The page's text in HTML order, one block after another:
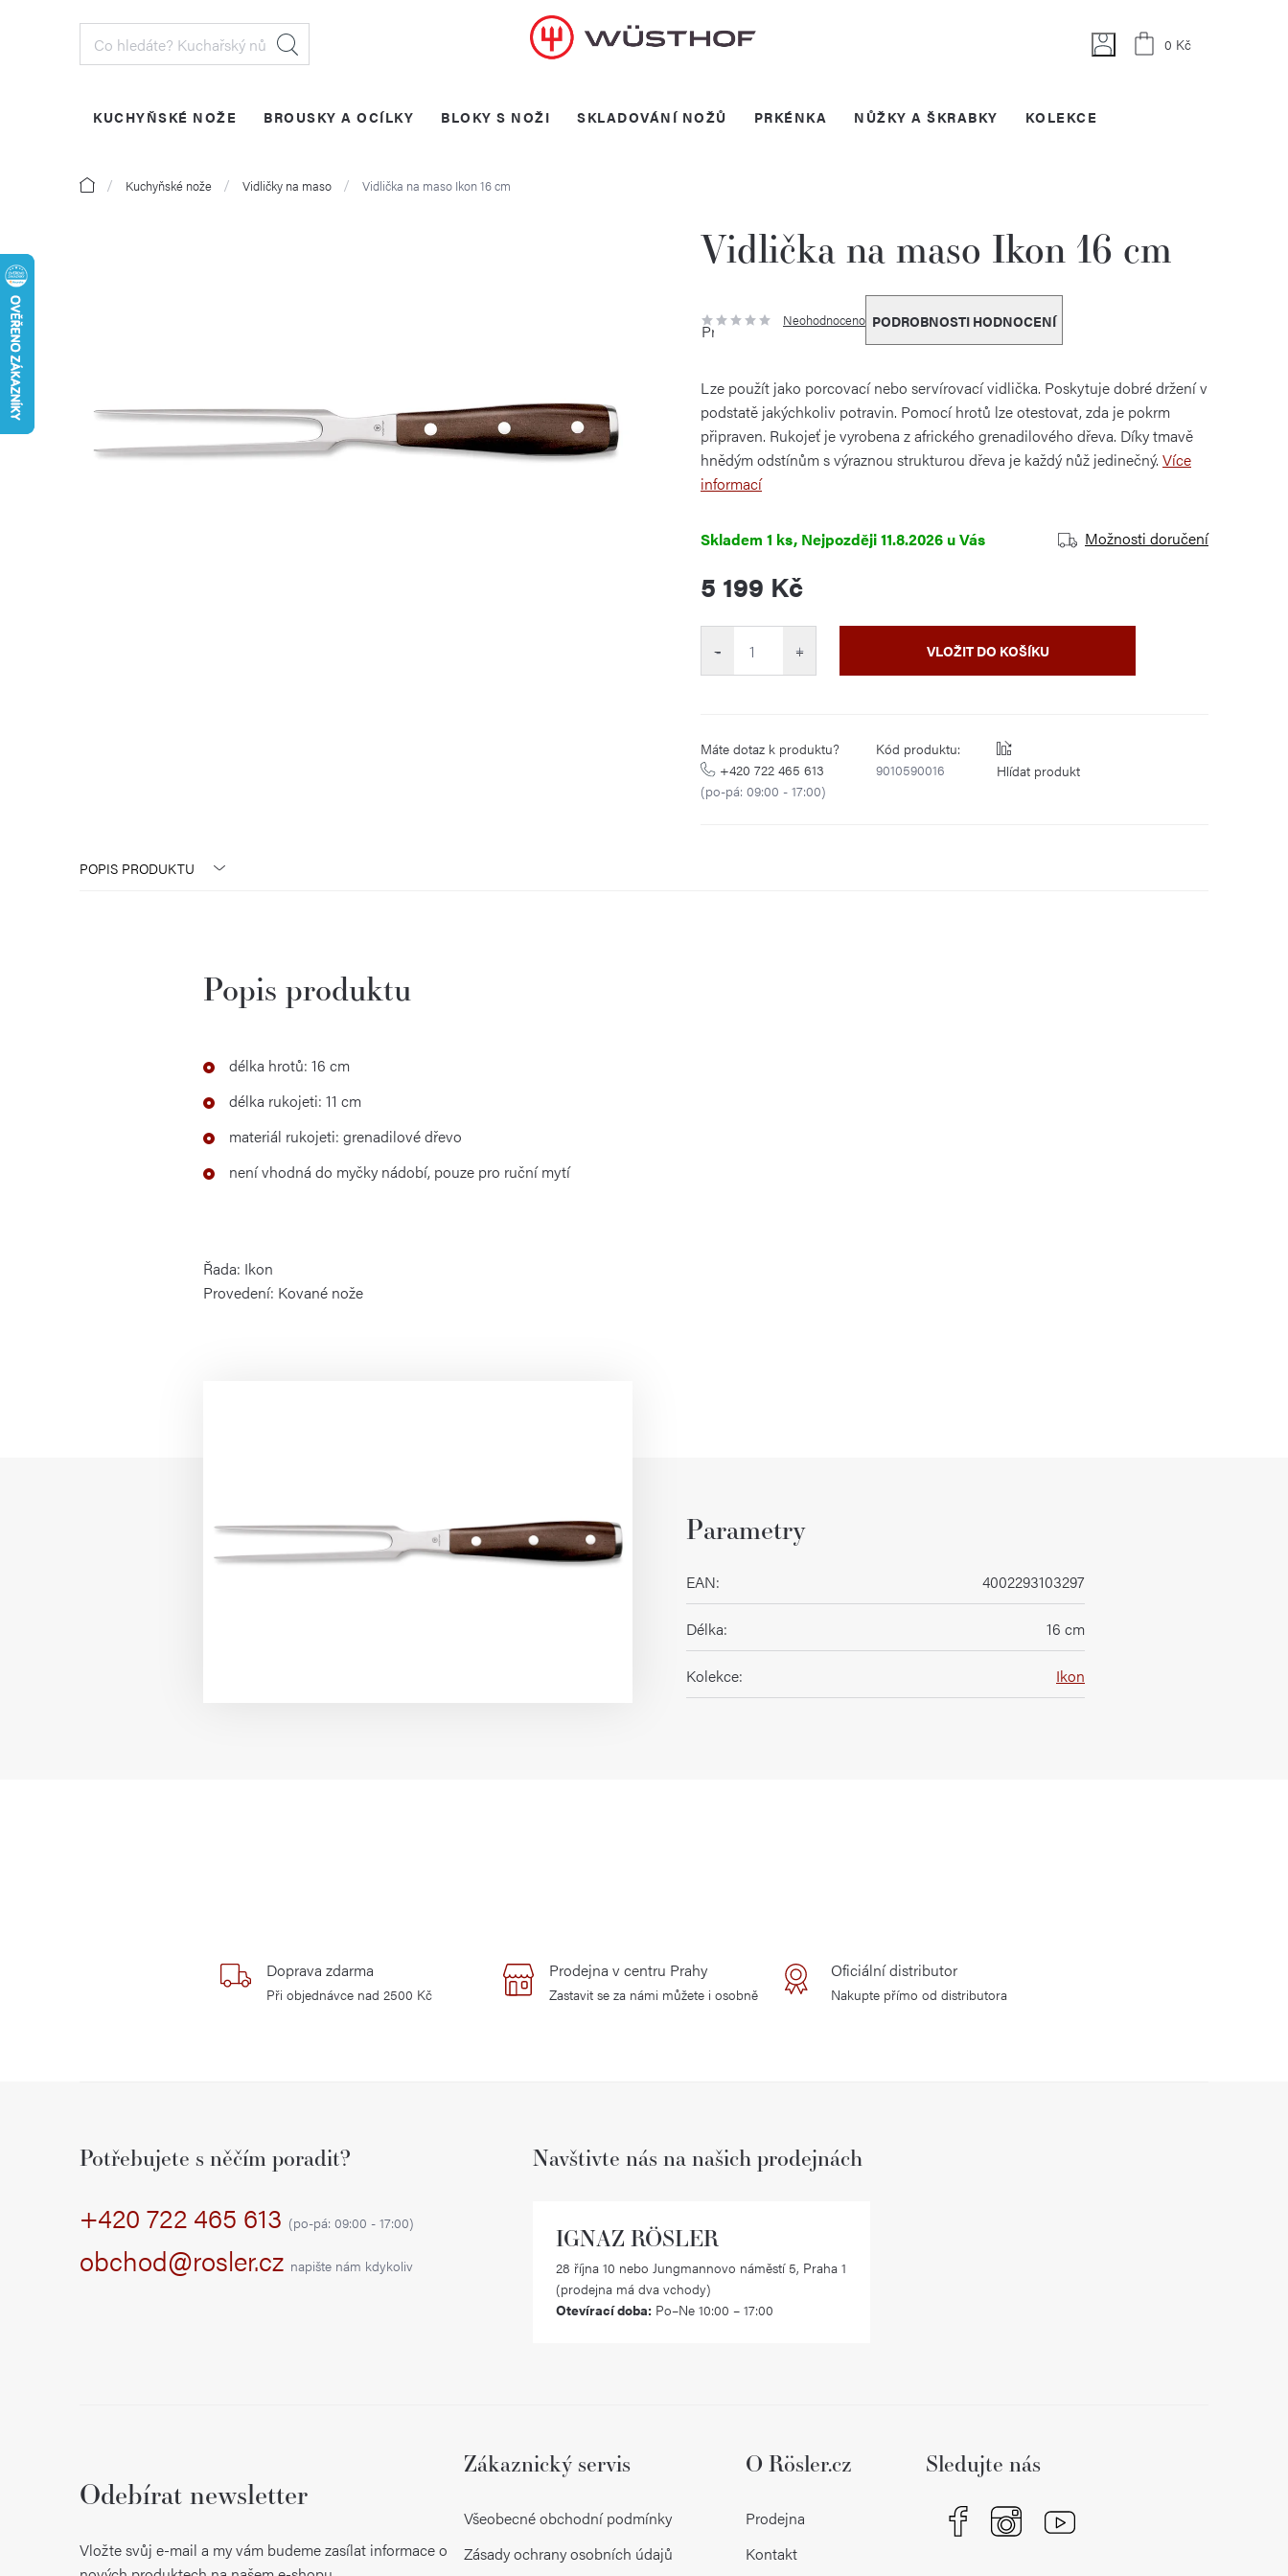
Nákupní
0 Kč
KUCHYŇSKÉ NOŽE BROUSKY A OCÍLKY BLOKY S NOŽI SKLADOVÁNÍ NOŽŮ PRKÉNKA NŮŽKY A ŠKRABKY KOLEKCE
Domů Kuchyňské nože Vidličky na maso Vidlička na maso Ikon 16 cm
Vidlička na maso Ikon 16 cm
Průměrné
hodnocení
z
5
hvězdiček.
Neohodnoceno PODROBNOSTI HODNOCENÍ
Lze použít jako porcovací nebo servírovací vidlička. Poskytuje dobré držení v
podstatě jakýchkoliv potravin. Pomocí hrotů lze otestovat, zda je pokrm
připraven. Rukojeť je vyrobena z afrického grenadilového dřeva. Díky tmavě
hnědým odstínům s výraznou strukturou dřeva je každý nůž jedinečný. Více
informací
Skladem 1 ks 11.8.2026 Možnosti doručení
5 199 Kč
Měrná
cena:
+
− VLOŽIT DO KOŠÍKU
Máte dotaz k produktu?
+420 722 465 613
(po-pá: 09:00 - 17:00)
Kód produktu:
9010590016
Hlídat
POPIS PRODUKTU
Popis produktu
délka hrotů: 16 cm
délka rukojeti: 11 cm
materiál rukojeti: grenadilové dřevo
není vhodná do myčky nádobí, pouze pro ruční mytí
Řada: Ikon
Provedení: Kované nože
Parametry
EAN: 4002293103297
Délka: 16 cm
Kolekce: Ikon
Doprava zdarma
Při objednávce nad 2500 Kč
Prodejna v centru Prahy
Zastavit se za námi můžete i osobně
Oficiální distributor
Nakupte přímo od distributora
Potřebujete s něčím poradit?
+420 722 465 613 (po-pá: 09:00 - 17:00)
obchod@rosler.cz napište nám kdykoliv
Navštivte nás na našich prodejnách
IGNAZ RÖSLER
28 října 10 nebo Jungmannovo náměstí 5, Praha 1
(prodejna má dva vchody)
Otevírací doba: Po–Ne 10:00 – 17:00
Odebírat newsletter
Vložte svůj e-mail a my vám budeme zasílat informace o
Zákaznický servis
Všeobecné obchodní podmínky
Zásady ochrany osobních údajů
O Rösler.cz
Prodejna
Kontakt
Sledujte nás